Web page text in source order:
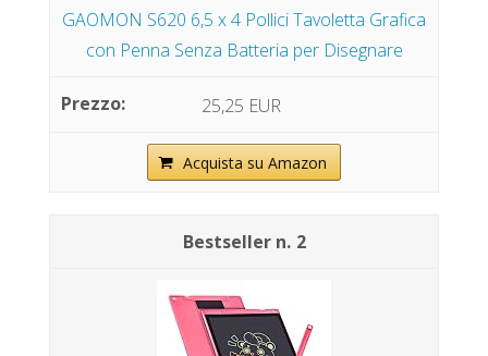
GAOMON S620 6,5 x 4 Pollici Tavoletta Grafica
con Penna Senza Batteria per Disegnare
25,25 EUR
Acquista su Amazon
2